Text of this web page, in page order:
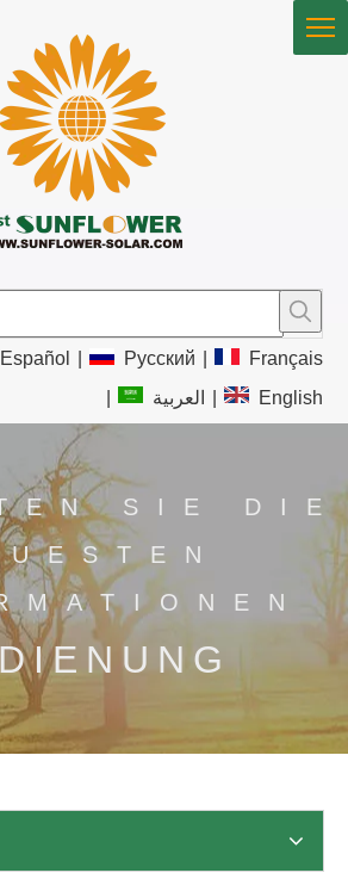
Español Pусский
Français
العربية English
SIE DIE